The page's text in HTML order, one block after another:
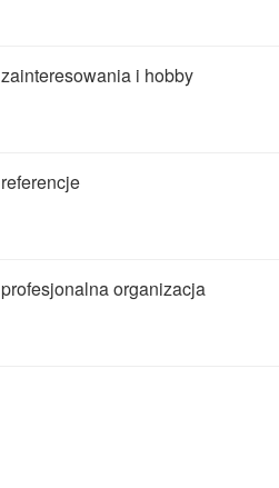
zainteresowania i hobby
referencje
profesjonalna organizacja